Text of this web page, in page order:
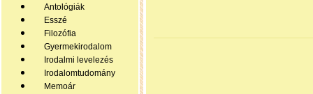
Antológiák
Esszé
Filozófia
Gyermekirodalom
Irodalmi levelezés
Irodalomtudomány
Memoár